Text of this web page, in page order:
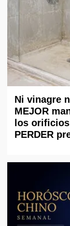
Ni vinagre
MEJOR
los
PERDER